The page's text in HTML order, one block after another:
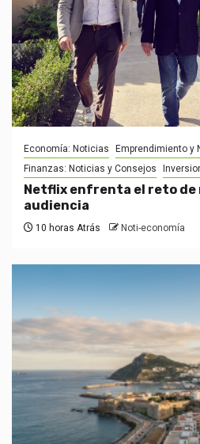
Economía: Noticias
Emprendimiento y
Finanzas: Noticias y Consejos
Netflix enfrenta el reto de
audiencia
10 horas Atrás Noti-economía